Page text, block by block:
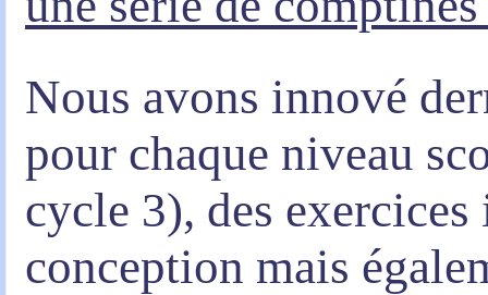
Nous avons innové
pour chaque niveau
cycle 3), des
conception mais